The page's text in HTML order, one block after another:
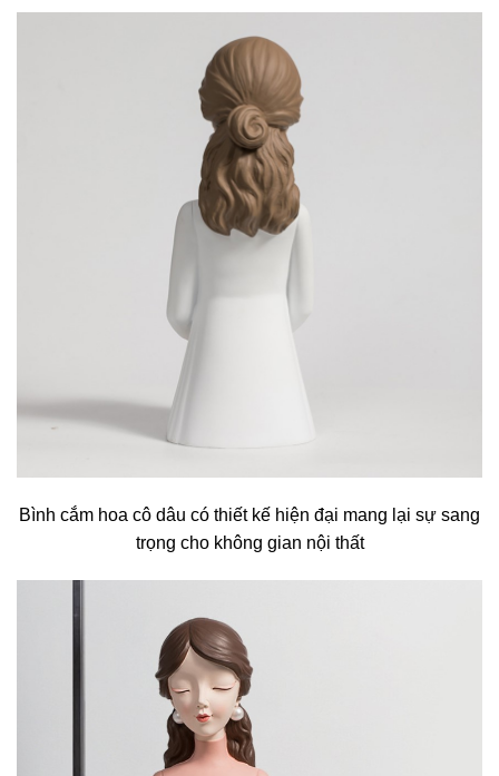
Bình cắm hoa cô dâu có thiết kế hiện đại mang lại sự sang
trọng cho không gian nội thất